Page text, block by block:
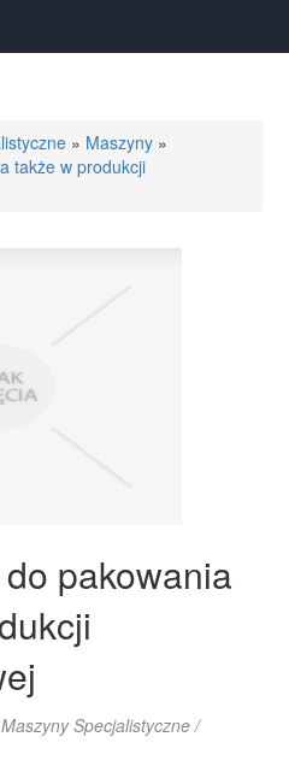
» Maszyny »
także w produkcji
pakowania
Maszyny Specjalistyczne /